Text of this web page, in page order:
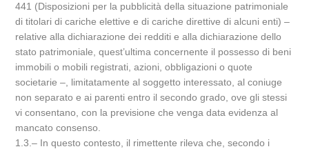
441 (Disposizioni per la pubblicità della situazione patrimoniale
di titolari di cariche elettive e di cariche direttive di alcuni enti) –
relative alla dichiarazione dei redditi e alla dichiarazione dello
stato patrimoniale, quest’ultima concernente il possesso di beni
immobili o mobili registrati, azioni, obbligazioni o quote
societarie –, limitatamente al soggetto interessato, al coniuge
non separato e ai parenti entro il secondo grado, ove gli stessi
vi consentano, con la previsione che venga data evidenza al
mancato consenso.
1.3.– In questo contesto, il rimettente rileva che, secondo i